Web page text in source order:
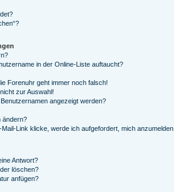
in der Online-Liste auftaucht?
Forenuhr geht immer noch falsch!
zur Auswahl!
angezeigt werden?
ändern?
Link klicke, werde ich aufgefordert, mich anzumelden.
Antwort?
löschen?
anfügen?